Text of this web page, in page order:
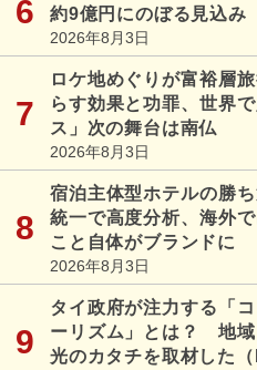
約9億円にのぼる見込み
2026年8月3日
ロケ地めぐりが富裕層
らす効果と功罪、世界
ス」次の舞台は南仏
2026年8月3日
宿泊主体型ホテルの勝
統一で高度分析、海外
こと自体がブランドに
2026年8月3日
タイ政府が注力する「
ーリズム」とは？ 地域
光のカタチを取材した（